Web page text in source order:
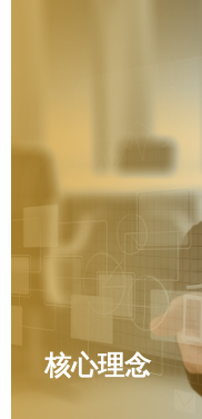
核心理念